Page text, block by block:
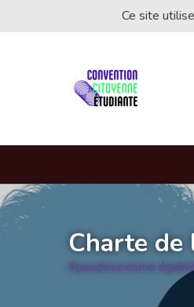
Ce site
Charte
#pasdesexisme